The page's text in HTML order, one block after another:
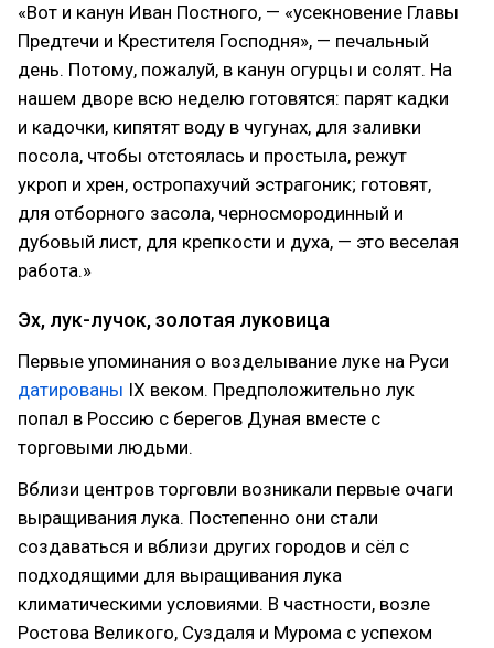
«Вот и канун Иван Постного, — «усекновение Главы
Предтечи и Крестителя Господня», — печальный
день. Потому, пожалуй, в канун огурцы и солят. На
нашем дворе всю неделю готовятся: парят кадки
и кадочки, кипятят воду в чугунах, для заливки
посола, чтобы отстоялась и простыла, режут
укроп и хрен, остропахучий эстрагоник; готовят,
для отборного засола, черносмородинный и
дубовый лист, для крепкости и духа, — это веселая
работа.»
Эх, лук-лучок, золотая луковица
Первые упоминания о возделывание луке на Руси
датированы IX веком. Предположительно лук
попал в Россию с берегов Дуная вместе с
торговыми людьми.
Вблизи центров торговли возникали первые очаги
выращивания лука. Постепенно они стали
создаваться и вблизи других городов и сёл с
подходящими для выращивания лука
климатическими условиями. В частности, возле
Ростова Великого, Суздаля и Мурома с успехом